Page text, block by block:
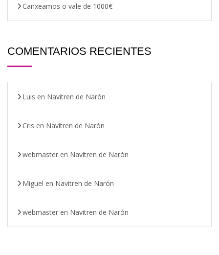
Canxeamos o vale de 1000€
COMENTARIOS RECIENTES
Luis en Navitren de Narón
Cris en Navitren de Narón
webmaster en Navitren de Narón
Miguel en Navitren de Narón
webmaster en Navitren de Narón